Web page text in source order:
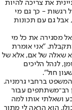
את צריכה להיות
רגשות - כך גם מי
אבל גם עם תכונות
מסגירה את כל מי
"אני אומרת
שאלה של אם, אלא של
לנהל הליכים
חול".
ברחבי גרמניה.
רב־משתתפים עבור
ושאלתי אותו למה
הוא הראה לי מתוך